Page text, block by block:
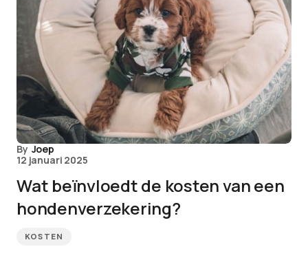
By Joep
12 januari 2025
Wat beïnvloedt de kosten van een
hondenverzekering?
KOSTEN